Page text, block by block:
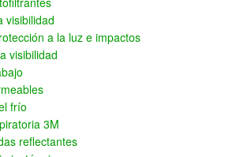
visibilidad
a la luz e impactos
visibilidad
frío
3M
reflectantes